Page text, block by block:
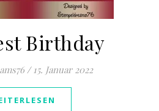
Birthday
/ 15. Januar 2022